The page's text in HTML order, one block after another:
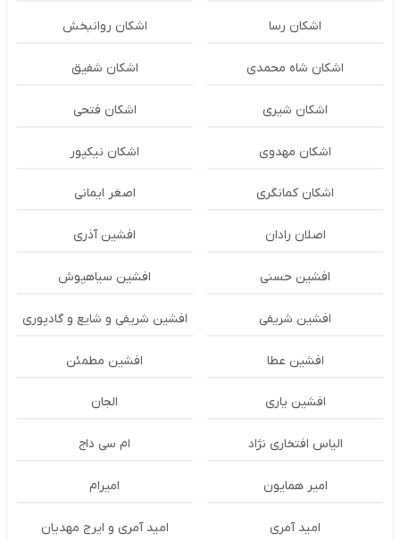
اشکان رسا اشکان روانبخش
اشکان شاه محمدی اشکان شفیق
اشکان شیری اشکان فتحی
اشکان مهدوی اشکان نیکپور
اشکان‌ کمانگری اصغر ایمانی
اصلان رادان افشین آذری
افشین حسنی افشین سیاهپوش
افشین شریفی افشین شریفی و شایع و گادپوری
افشین عطا افشین مطمئن
افشین یاری الجان
الیاس افتخاری نژاد ام سی داج
امير همايون اميرام
امید آمری امید آمری و ایرج مهدیان